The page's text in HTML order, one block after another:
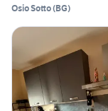
Osio Sotto(BG)